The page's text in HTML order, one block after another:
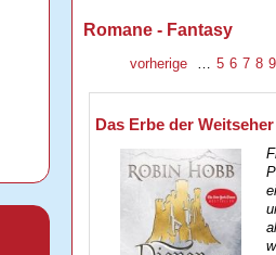
Romane - Fantasy
vorherige 5 6 7 8 9
Das Erbe der